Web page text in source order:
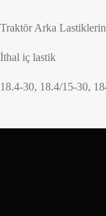
Traktör Arka
İthal iç lastik
18.4-30, 18.4/15-30,